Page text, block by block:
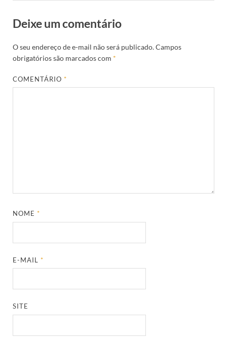
Deixe um comentário
O seu endereço de e-mail não será publicado.Campos
obrigatórios são marcados com *
COMENTÁRIO*
NOME*
E-MAIL*
SITE